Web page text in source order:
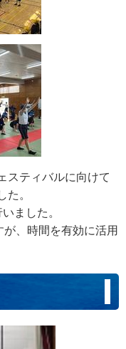
スティバルに向けて
た。
ました。
、時間を有効に活用